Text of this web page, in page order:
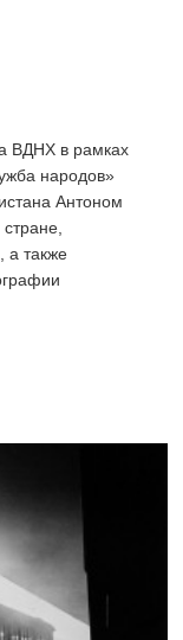
ВДНХ в рамках
народов»
Антоном
а также